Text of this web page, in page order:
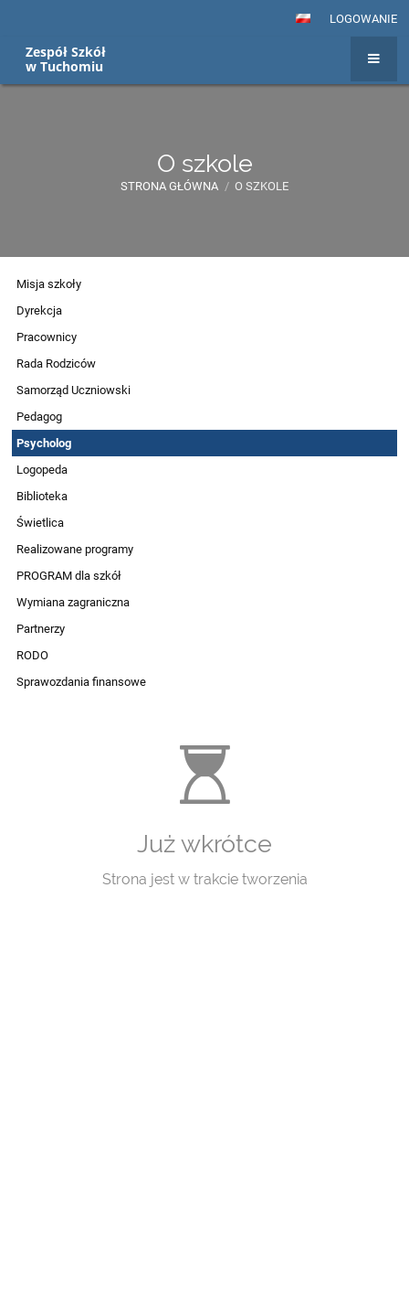
LOGOWANIE
Zespół Szkół
w Tuchomiu
O szkole
STRONA GŁÓWNA / O SZKOLE
O
szkole
Misja szkoły
Dyrekcja
Pracownicy
Rada Rodziców
Samorząd Uczniowski
Pedagog
Psycholog
Logopeda
Biblioteka
Świetlica
Realizowane programy
PROGRAM dla szkół
Wymiana zagraniczna
Partnerzy
RODO
Sprawozdania finansowe
Już wkrótce
Strona jest w trakcie tworzenia